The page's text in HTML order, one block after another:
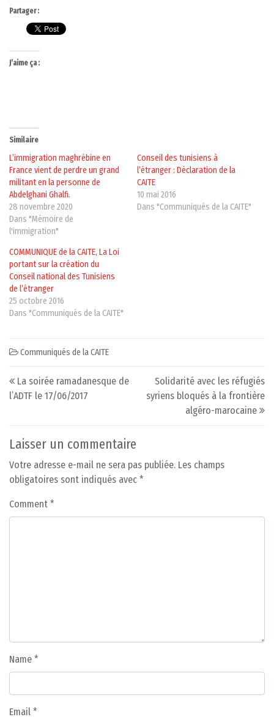
Partager :
J’aime ça :
Similaire
L’immigration maghrébine en
France vient de perdre un grand
militant en la personne de
Abdelghani Ghalfi.
28 novembre 2020
Dans "Mémoire de
l'immigration"
Conseil des tunisiens à
l’étranger : Déclaration de la
CAITE
10 mai 2016
Dans "Communiqués de la CAITE"
COMMUNIQUE de la CAITE, La Loi
portant sur la création du
Conseil national des Tunisiens
de l’étranger
25 octobre 2016
Dans "Communiqués de la CAITE"
Communiqués de la CAITE
Post navigation
La soirée ramadanesque de
l’ADTF le 17/06/2017
Solidarité avec les réfugiés
syriens bloqués à la frontière
algéro-marocaine
Laisser un commentaire
Votre adresse e-mail ne sera pas publiée. Les champs
obligatoires sont indiqués avec *
Comment *
Name *
Email *